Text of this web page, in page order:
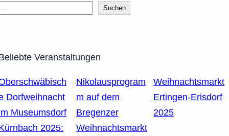
Suchen
Veranstaltungen
Dorfweihnacht
Museumsdorf
2025:
Nikolausprogram
m auf dem
Bregenzer
Weihnachtsmarkt
Weihnachtsmarkt
Ertingen-Erisdorf
2025